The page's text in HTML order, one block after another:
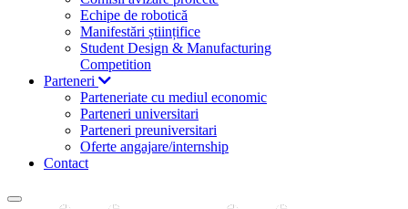
Echipe de robotică
Manifestări științifice
Student Design & Manufacturing
Competition
Parteneri
Parteneriate cu mediul economic
Parteneri universitari
Parteneri preuniversitari
Oferte angajare/internship
Contact